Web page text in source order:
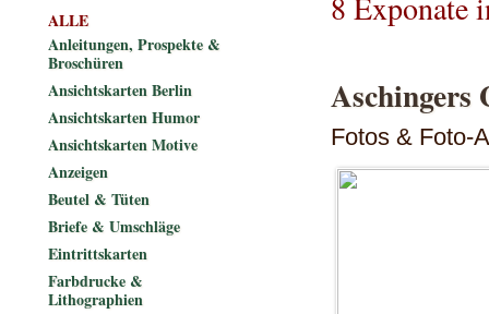
Aschingers
Fotos & Foto-
ALLE
Anleitungen, Prospekte &
Broschüren
Ansichtskarten Berlin
Ansichtskarten Humor
Ansichtskarten Motive
Anzeigen
Beutel & Tüten
Briefe & Umschläge
Eintrittskarten
Farbdrucke &
Lithographien